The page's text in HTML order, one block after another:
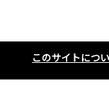
このサイトにつ